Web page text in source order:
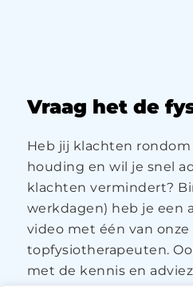
Vraag het de
Heb jij klachten
houding en wil je snel
klachten vermindert?
werkdagen) heb je een
video met één van onze
topfysiotherapeuten.
met de kennis en